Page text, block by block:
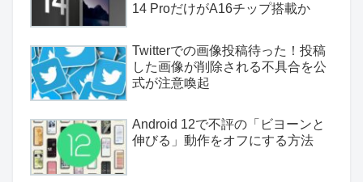
14 ProだけがA16チップ搭載か
Twitterでの画像投稿待った！投稿
した画像が削除される不具合を公
式が注意喚起
Android 12で不評の「ビヨーンと
伸びる」動作をオフにする方法